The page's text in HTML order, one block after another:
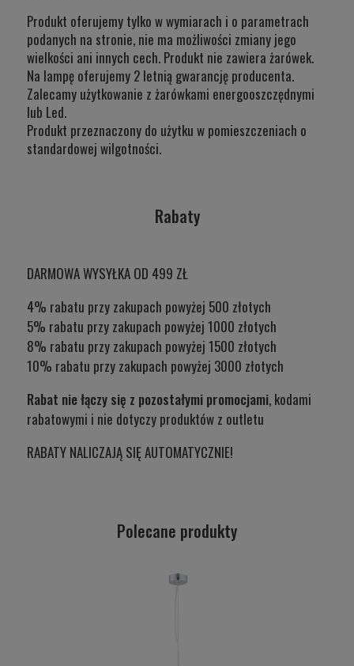
Produkt oferujemy tylko w wymiarach i o parametrach
podanych na stronie, nie ma możliwości zmiany jego
wielkości ani innych cech. Produkt nie zawiera żarówek.
Na lampę oferujemy 2 letnią gwarancję producenta.
Zalecamy użytkowanie z żarówkami energooszczędnymi
lub Led.
Produkt przeznaczony do użytku w pomieszczeniach o
standardowej wilgotności.
Rabaty
DARMOWA WYSYŁKA OD 499 ZŁ
4% rabatu przy zakupach powyżej 500 złotych
5% rabatu przy zakupach powyżej 1000 złotych
8% rabatu przy zakupach powyżej 1500 złotych
10% rabatu przy zakupach powyżej 3000 złotych
Rabat nie łączy się z pozostałymi promocjami, kodami
rabatowymi i nie dotyczy produktów z outletu
RABATY NALICZAJĄ SIĘ AUTOMATYCZNIE!
Polecane produkty